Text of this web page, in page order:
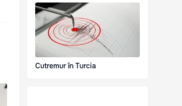
Cutremur în Turcia